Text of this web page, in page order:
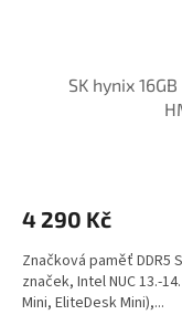
SK hynix
4 290 Kč
Značková paměť DDR5
značek, Intel NUC 13.-
Mini, EliteDesk Mini),...